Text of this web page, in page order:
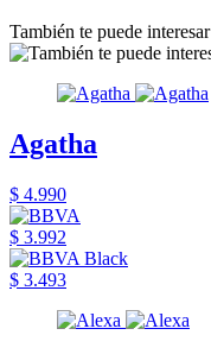
También te puede interesar
Agatha
$ 4.990
$ 3.992
$ 3.493